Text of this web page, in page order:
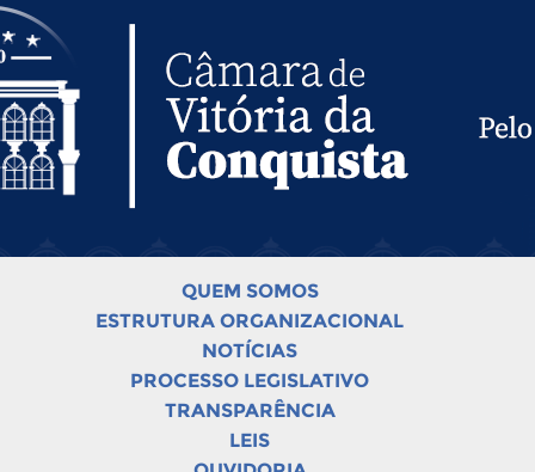
QUEM SOMOS
ESTRUTURA ORGANIZACIONAL
NOTÍCIAS
PROCESSO LEGISLATIVO
TRANSPARÊNCIA
LEIS